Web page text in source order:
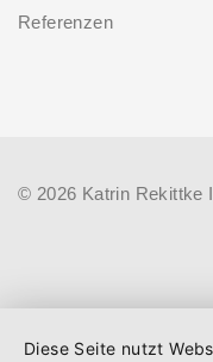
Referenzen
© 2026 Katrin Rekittke
Diese Seite nutzt